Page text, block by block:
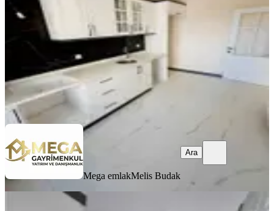
130 m² ·2. Kat 05.08.2026
5.250.000 ₺
Mega emlakMelis Budak
Ara
Mega emlakMelis Budak
Ara